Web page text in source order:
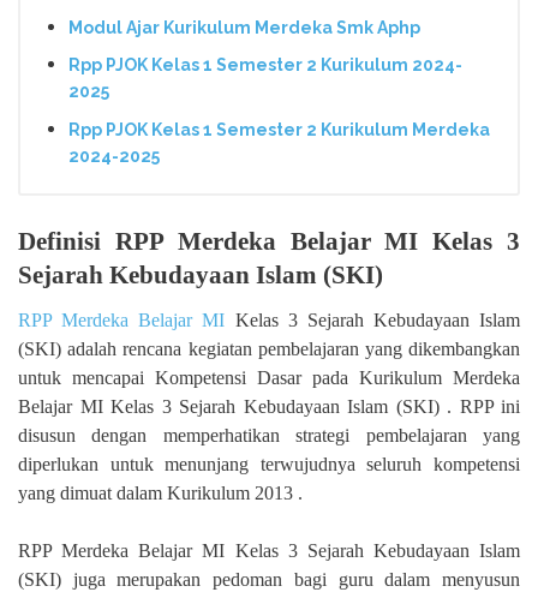
Modul Ajar Kurikulum Merdeka Smk Aphp
Rpp PJOK Kelas 1 Semester 2 Kurikulum 2024-
2025
Rpp PJOK Kelas 1 Semester 2 Kurikulum Merdeka
2024-2025
Definisi RPP Merdeka Belajar MI Kelas 3
Sejarah Kebudayaan Islam (SKI)
RPP Merdeka Belajar MI Kelas 3 Sejarah Kebudayaan Islam
(SKI) adalah rencana kegiatan pembelajaran yang dikembangkan
untuk mencapai Kompetensi Dasar pada Kurikulum Merdeka
Belajar MI Kelas 3 Sejarah Kebudayaan Islam (SKI) . RPP ini
disusun dengan memperhatikan strategi pembelajaran yang
diperlukan untuk menunjang terwujudnya seluruh kompetensi
yang dimuat dalam Kurikulum 2013 .
RPP Merdeka Belajar MI Kelas 3 Sejarah Kebudayaan Islam
(SKI) juga merupakan pedoman bagi guru dalam menyusun